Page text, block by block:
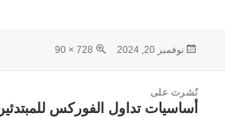
نُشرت
نوفمبر 20, 2024
الحجم
728 × 90
المقالاتنُشرت على
أساسيات تداول الفوركس